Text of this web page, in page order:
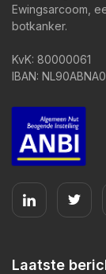
Ewingsarcoom,
botkanker.
KvK: 80000061
IBAN:
Laatste